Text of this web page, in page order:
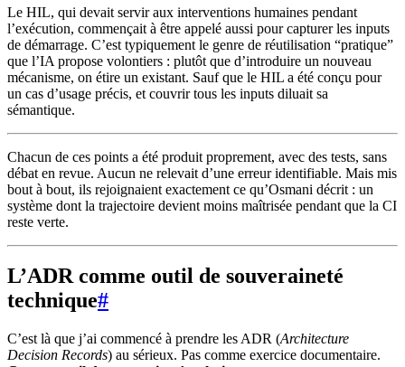
Le HIL, qui devait servir aux interventions humaines pendant
l’exécution, commençait à être appelé aussi pour capturer les inputs
de démarrage. C’est typiquement le genre de réutilisation “pratique”
que l’IA propose volontiers : plutôt que d’introduire un nouveau
mécanisme, on étire un existant. Sauf que le HIL a été conçu pour
un cas d’usage précis, et couvrir tous les inputs diluait sa
sémantique.
Chacun de ces points a été produit proprement, avec des tests, sans
débat en revue. Aucun ne relevait d’une erreur identifiable. Mais mis
bout à bout, ils rejoignaient exactement ce qu’Osmani décrit : un
système dont la trajectoire devient moins maîtrisée pendant que la CI
reste verte.
L’ADR comme outil de souveraineté
technique#
C’est là que j’ai commencé à prendre les ADR (Architecture
Decision Records) au sérieux. Pas comme exercice documentaire.